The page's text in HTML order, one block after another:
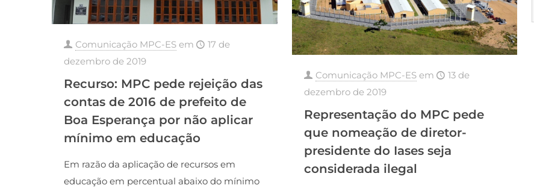
Comunicação MPC-ES em
17 de
dezembro de 2019
Recurso: MPC pede rejeição das
contas de 2016 de prefeito de
Boa Esperança por não aplicar
mínimo em educação
Em razão da aplicação de recursos em
educação em percentual abaixo do mínimo
Comunicação MPC-ES em
13 de
dezembro de 2019
Representação do MPC pede
que nomeação de diretor-
presidente do Iases seja
considerada ilegal